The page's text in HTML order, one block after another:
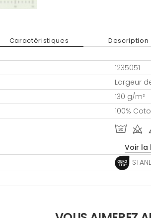
Caractéristiques Description
1235051
Largeur
130 g/m²
100%
T d
Voir la